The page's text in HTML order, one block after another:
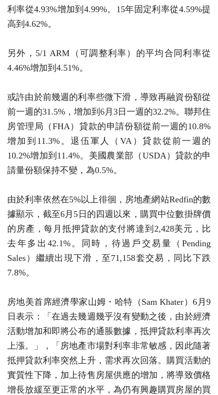
利率從4.93%增加到4.99%。15年固定利率從4.59%提
高到4.62%。
另外，5/1 ARM（可調整利率）的平均合同利率從
4.46%增加到4.51%。
或許由於前幾週的利率些微下滑，導致再融資份額從
前一週的31.5%，增加到6月3日一週的32.2%。聯邦住
房管理局（FHA）貸款的申請份額從前一週的10.8%
增加到11.3%。退伍軍人（VA）貸款從前一週的
10.2%增加到11.4%。美國農業部（USDA）貸款的申
請量份額保持不變，為0.5%。
由於利率依然在5%以上徘徊，房地產網站Redfin的數
據顯示，截至6月5日的四週以來，購買中位數掛牌價
的房產，每月抵押貸款的支付將達到2,428美元，比
去年多出42.1%。同時，待過戶交易量（Pending
Sales）繼續出現下滑，至71,158套交易，同比下跌
7.8%。
房地美首席經濟學家山姆・哈特（Sam Khater）6月9
日表示：「在過去幾週幾乎沒有變動之後，由於經濟
活動增加和即將公布的通脹數據，抵押貸款利率再次
上漲。」，「房地產市場對利率非常敏感，因此隨著
抵押貸款利率突然上升，需求再次回落。購買活動的
實質性下降，加上待售房屋供應的增加，將導致價格
增長放緩至更正常的水平，為仍有興趣購買房屋的買